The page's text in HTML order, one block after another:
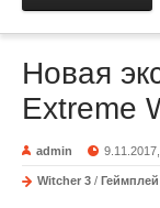
Новая
Extreme
admin
Witcher 3 / Геймплей